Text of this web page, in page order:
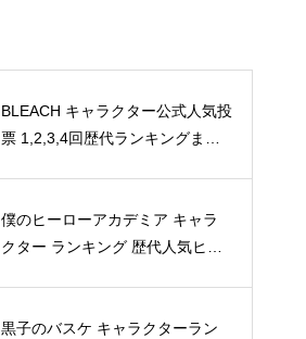
BLEACH キャラクター公式人気投
票 1,2,3,4回歴代ランキングまと
僕のヒーローアカデミア キャラ
クター ランキング 歴代人気ヒー
黒子のバスケ キャラクターラン